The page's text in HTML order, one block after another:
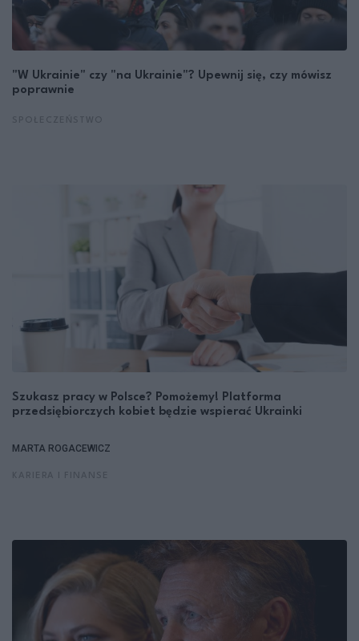
"W Ukrainie" czy "na Ukrainie"? Upewnij się, czy mówisz
poprawnie
Szukasz pracy w Polsce? Pomożemy! Platforma
przedsiębiorczych kobiet będzie wspierać Ukrainki
MARTA ROGACEWICZ